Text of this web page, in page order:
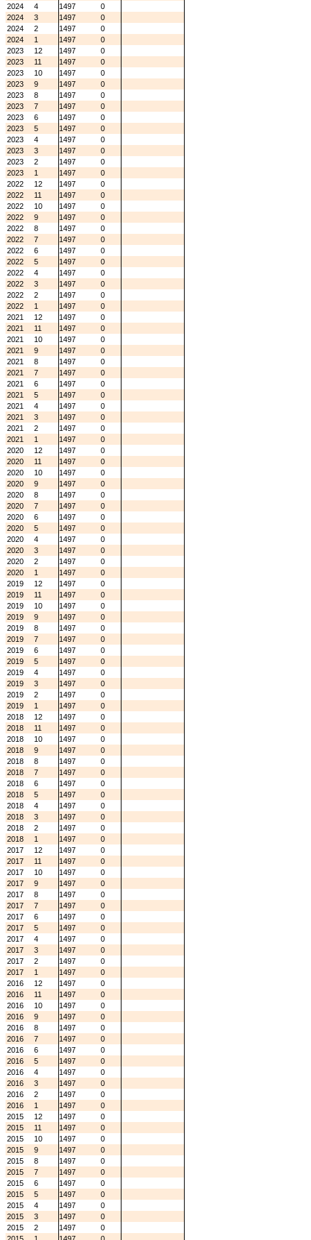
2024
4 1497
0
2024
3 1497
0
2024
2 1497
0
2024
1 1497
0
2023
12 1497
0
2023
11 1497
0
2023
10 1497
0
2023
9 1497
0
2023
8 1497
0
2023
7 1497
0
2023
6 1497
0
2023
5 1497
0
2023
4 1497
0
2023
3 1497
0
2023
2 1497
0
2023
1 1497
0
2022
12 1497
0
2022
11 1497
0
2022
10 1497
0
2022
9 1497
0
2022
8 1497
0
2022
7 1497
0
2022
6 1497
0
2022
5 1497
0
2022
4 1497
0
2022
3 1497
0
2022
2 1497
0
2022
1 1497
0
2021
12 1497
0
2021
11 1497
0
2021
10 1497
0
2021
9 1497
0
2021
8 1497
0
2021
7 1497
0
2021
6 1497
0
2021
5 1497
0
2021
4 1497
0
2021
3 1497
0
2021
2 1497
0
2021
1 1497
0
2020
12 1497
0
2020
11 1497
0
2020
10 1497
0
2020
9 1497
0
2020
8 1497
0
2020
7 1497
0
2020
6 1497
0
2020
5 1497
0
2020
4 1497
0
2020
3 1497
0
2020
2 1497
0
2020
1 1497
0
2019
12 1497
0
2019
11 1497
0
2019
10 1497
0
2019
9 1497
0
2019
8 1497
0
2019
7 1497
0
2019
6 1497
0
2019
5 1497
0
2019
4 1497
0
2019
3 1497
0
2019
2 1497
0
2019
1 1497
0
2018
12 1497
0
2018
11 1497
0
2018
10 1497
0
2018
9 1497
0
2018
8 1497
0
2018
7 1497
0
2018
6 1497
0
2018
5 1497
0
2018
4 1497
0
2018
3 1497
0
2018
2 1497
0
2018
1 1497
0
2017
12 1497
0
2017
11 1497
0
2017
10 1497
0
2017
9 1497
0
2017
8 1497
0
2017
7 1497
0
2017
6 1497
0
2017
5 1497
0
2017
4 1497
0
2017
3 1497
0
2017
2 1497
0
2017
1 1497
0
2016
12 1497
0
2016
11 1497
0
2016
10 1497
0
2016
9 1497
0
2016
8 1497
0
2016
7 1497
0
2016
6 1497
0
2016
5 1497
0
2016
4 1497
0
2016
3 1497
0
2016
2 1497
0
2016
1 1497
0
2015
12 1497
0
2015
11 1497
0
2015
10 1497
0
2015
9 1497
0
2015
8 1497
0
2015
7 1497
0
2015
6 1497
0
2015
5 1497
0
2015
4 1497
0
2015
3 1497
0
2015
2 1497
0